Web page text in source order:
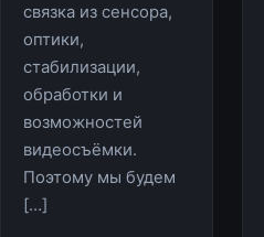
связка из сенсора,
оптики,
стабилизации,
обработки и
возможностей
видеосъёмки.
Поэтому мы будем
[…]